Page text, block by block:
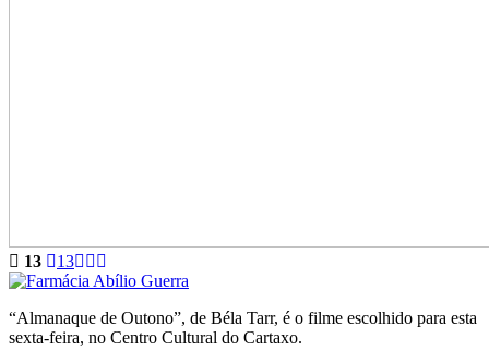
13 13
“Almanaque de Outono”, de Béla Tarr, é o filme escolhido para esta
sexta-feira, no Centro Cultural do Cartaxo.